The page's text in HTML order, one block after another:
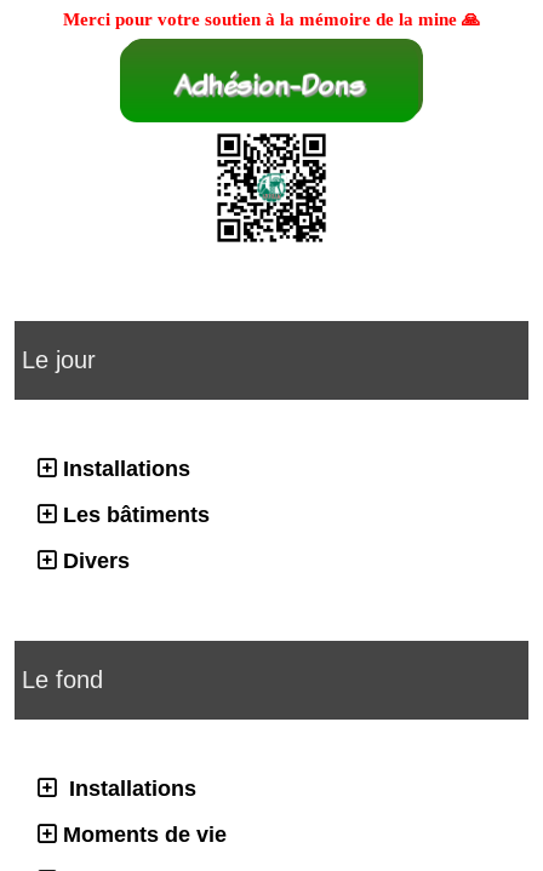
Merci pour votre soutien à la mémoire de la mine 🙏
Le jour
Installations
Les bâtiments
Divers
Le fond
Installations
Moments de vie